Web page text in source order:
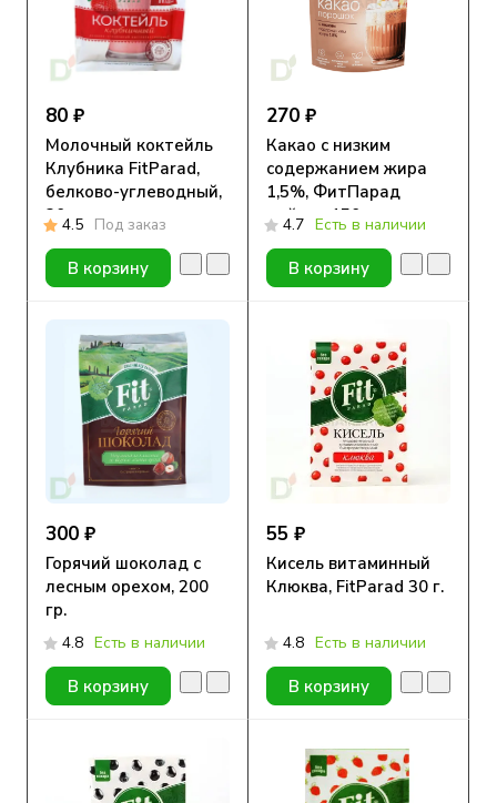
80 ₽
Молочный коктейль
Клубника FitParad,
белково-углеводный,
30г4.5 Под заказ
В корзину
270 ₽
Какао с низким
содержанием жира
1,5%, ФитПарад
дойпак 150 гр
4.7 Есть в наличии
В корзину
300 ₽
Горячий шоколад с
лесным орехом, 200
гр.
4.8 Есть в наличии
В корзину
55 ₽
Кисель витаминный
Клюква, FitParad 30 г.
4.8 Есть в наличии
В корзину